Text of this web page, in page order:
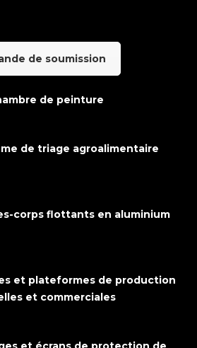
de soumission
de peinture
de triage agroalimentaire
corps flottants en aluminium
et plateformes de production
et commerciales